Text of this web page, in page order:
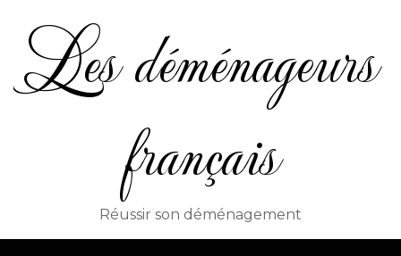
Les déménageurs
français
Réussir son déménagement